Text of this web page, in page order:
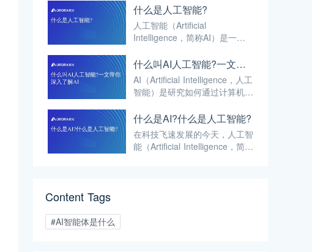
技术和方法。其目标是使机器能
够像人类一样思考、学习、推
理、解决问题和理解语言。
什么是人工智能?
人工智能（Artificial
Intelligence，简称AI）是一门
学、语言学等多学科的前沿技
术，旨在使机器具备模拟、延伸
甚至超越人类智能的能力。
什么叫AI人工智能?一文带你深入了解AI
AI（Artificial Intelligence，人工
智能）是研究如何通过计算机系
跨学科科学。核心目标是使机器
具备感知、推理、学习、决策等
类人能力，能够像人类一样思
考、学习和解决问题。
什么是AI?什么是人工智能?
在科技飞速发展的今天，人工智
能（Artificial Intelligence，简称
Content Tags
#AI智能体是什么